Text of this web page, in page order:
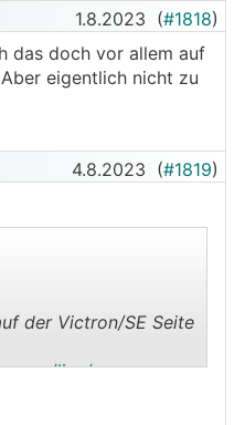
1.8.2023 (#1818)
das doch vor allem auf
eigentlich nicht zu
4.8.2023 (#1819)
der Victron/SE Seite
live/venus-os:gx_